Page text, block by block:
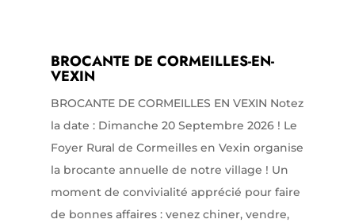
BROCANTE DE CORMEILLES-EN-
VEXIN
BROCANTE DE CORMEILLES EN VEXIN Notez
la date : Dimanche 20 Septembre 2026 ! Le
Foyer Rural de Cormeilles en Vexin organise
la brocante annuelle de notre village ! Un
moment de convivialité apprécié pour faire
de bonnes affaires : venez chiner, vendre,